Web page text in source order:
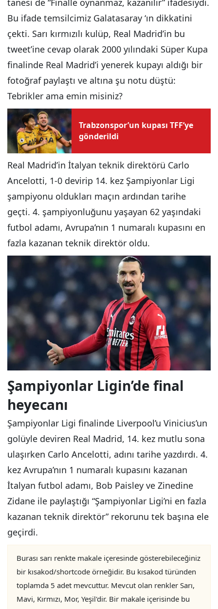
tanesi de “Finalle oynanmaz, kazanılır” ifadesiydi.
Bu ifade temsilcimiz Galatasaray ‘ın dikkatini
çekti. Sarı kırmızılı kulüp, Real Madrid’in bu
tweet’ine cevap olarak 2000 yılındaki Süper Kupa
finalinde Real Madrid’i yenerek kupayı aldığı bir
fotoğraf paylaştı ve altına şu notu düştü:
Tebrikler ama emin misiniz?
Trabzonspor’un kupası TFF’ye
gönderildi
Real Madrid’in İtalyan teknik direktörü Carlo
Ancelotti, 1-0 devirip 14. kez Şampiyonlar Ligi
şampiyonu oldukları maçın ardından tarihe
geçti. 4. şampiyonluğunu yaşayan 62 yaşındaki
futbol adamı, Avrupa’nın 1 numaralı kupasını en
fazla kazanan teknik direktör oldu.
Şampiyonlar Ligin’de final
heyecanı
Şampiyonlar Ligi finalinde Liverpool’u Vinicius’un
golüyle deviren Real Madrid, 14. kez mutlu sona
ulaşırken Carlo Ancelotti, adını tarihe yazdırdı. 4.
kez Avrupa’nın 1 numaralı kupasını kazanan
İtalyan futbol adamı, Bob Paisley ve Zinedine
Zidane ile paylaştığı “Şampiyonlar Ligi’ni en fazla
kazanan teknik direktör” rekorunu tek başına ele
geçirdi.
Burası sarı renkte makale içeresinde gösterebileceğiniz
bir kısakod/shortcode örneğidir. Bu kısakod türünden
toplamda 5 adet mevcuttur. Mevcut olan renkler Sarı,
Mavi, Kırmızı, Mor, Yeşil'dir. Bir makale içerisinde bu